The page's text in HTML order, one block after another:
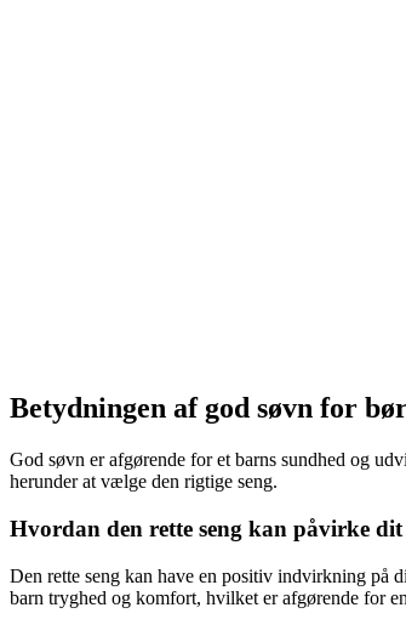
Betydningen af god søvn for
God søvn er afgørende for et barns sundhed og
herunder at vælge den rigtige seng.
Hvordan den rette seng kan påvirke
Den rette seng kan have en positiv indvirkning på
barn tryghed og komfort, hvilket er afgørende for